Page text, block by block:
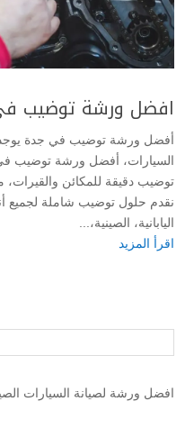
افضل ورشة توضيب
أفضل ورشة توضيب في جدة يوجد
السيارات، أفضل ورشة توضيب
توضيب دقيقة للمكائن والقيرات،
نقدم حلول توضيب شاملة لجميع
اليابانية، الصينية،...
اقرأ المزيد
افضل ورشة لصيانة السيارات